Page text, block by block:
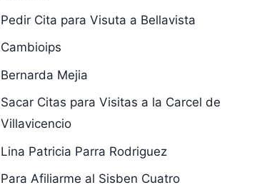
Pedir Cita para Visuta a Bellavista
Cambioips
Bernarda Mejia
Sacar Citas para Visitas a la Carcel de
Villavicencio
Lina Patricia Parra Rodriguez
Para Afiliarme al Sisben Cuatro